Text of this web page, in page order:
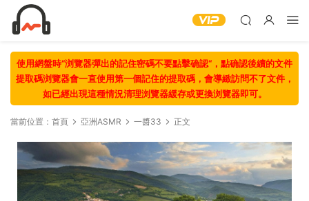
使用網盤時“浏覽器彈出的記住密碼不要點擊确認“，點确認後續的文件
提取碼浏覽器會一直使用第一個記住的提取碼，會導緻訪問不了文件，
如已經出現這種情況清理浏覽器緩存或更換浏覽器即可。
當前位置： 首頁 亞洲ASMR 一醬33 正文